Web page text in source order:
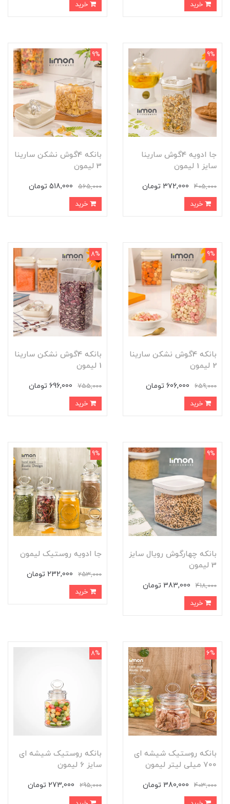
جا ادویه 4گوش سارینا
سایز 1 لیمون
405,000 372,000 تومان
9%
بانکه 4گوش نشکن سارینا
3 لیمون
565,000 518,000 تومان
9%
بانکه 4گوش نشکن سارینا
2 لیمون
659,000 606,000 تومان
9%
بانکه 4گوش نشکن سارینا
1 لیمون
755,000 696,000 تومان
8%
بانکه چهارگوش رویال سایز
3 لیمون
418,000 383,000 تومان
9%
جا ادویه روستیک لیمون
253,000 232,000 تومان
9%
بانکه روستیک شیشه ای
700 میلی لیتر لیمون
403,000 380,000 تومان
6%
بانکه روستیک شیشه ای
سایز 6 لیمون
295,000 273,000 تومان
8%